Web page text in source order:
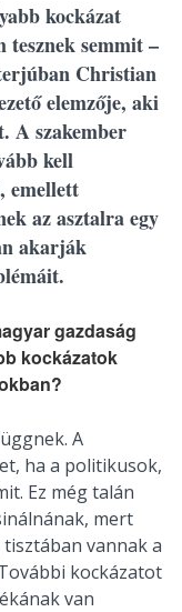
kockázat
tesznek semmit –
Christian
elemzője, aki
A szakember
kell
emellett
az asztalra egy
akarják
gazdaság
kockázatok
A
ha a politikusok,
Ez még talán
mert
vannak a
kockázatot
van